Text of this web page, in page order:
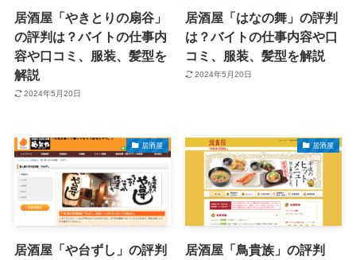
居酒屋「やきとりの扇谷」
の評判は？バイトの仕事内
容や口コミ、服装、髪型を
解説
2024年5月20日
居酒屋「はなの舞」の評判
は？バイトの仕事内容や口
コミ、服装、髪型を解説
2024年5月20日
居酒屋
居酒屋「や台ずし」の評判
居酒屋
居酒屋「鳥貴族」の評判